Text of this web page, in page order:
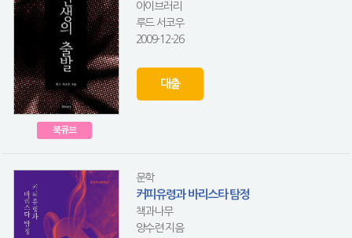
북큐브
아이브러리
루드 서코우
2009-12-26
대출
문학
커피유령과 바리스타 탐정
책과나무
양수련 지음